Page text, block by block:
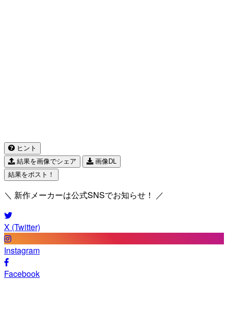
ヒント
結果を画像でシェア
画像DL
結果をポスト！
＼ 新作メーカーは公式SNSでお知らせ！ ／
X (Twitter)
Instagram
Facebook